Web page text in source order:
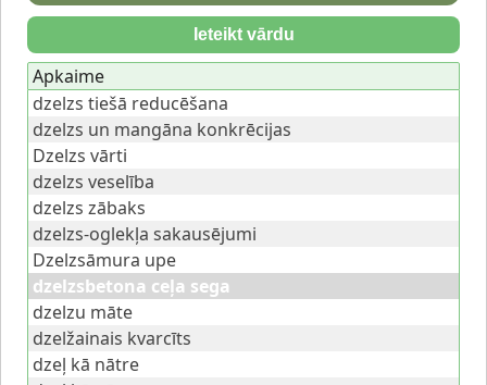
Ieteikt vārdu
Apkaime
dzelzs tiešā reducēšana
dzelzs un mangāna konkrēcijas
Dzelzs vārti
dzelzs veselība
dzelzs zābaks
dzelzs-oglekļa sakausējumi
Dzelzsāmura upe
dzelzsbetona ceļa sega
dzelzu māte
dzelžainais kvarcīts
dzeļ kā nātre